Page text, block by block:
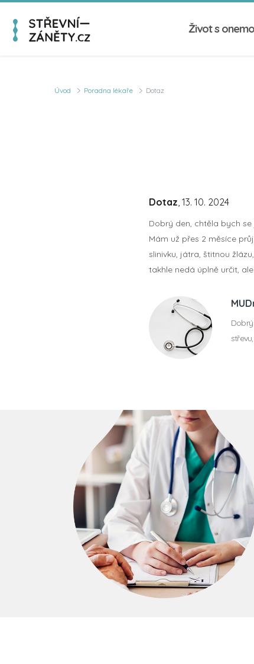
Život s
Úvod Poradna lékaře Dotaz
Dotaz, 13. 10. 2024
Dobrý den, chtěla bych
Mám už přes 2 měsíce
slinivku, játra, štitnou
takhle nedá úplně určit,